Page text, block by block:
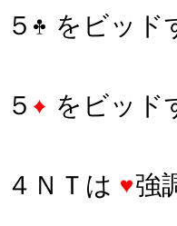
をビッド
をビッド
は
強